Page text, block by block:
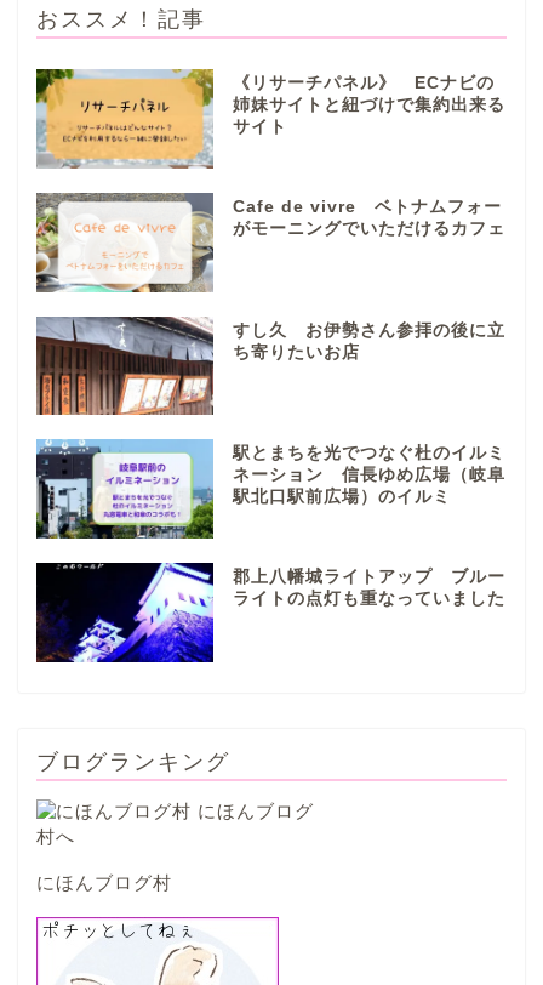
おススメ！記事
《リサーチパネル》 ECナビの
姉妹サイトと紐づけで集約出来る
サイト
Cafe de vivre ベトナムフォー
がモーニングでいただけるカフェ
すし久 お伊勢さん参拝の後に立
ち寄りたいお店
駅とまちを光でつなぐ杜のイルミ
ネーション 信長ゆめ広場（岐阜
駅北口駅前広場）のイルミ
郡上八幡城ライトアップ ブルー
ライトの点灯も重なっていました
ブログランキング
にほんブログ村
ぎふまるけとは。
ぎふまるけ内の記事と写真
（画像）＆掲載情報につい
岐阜地域
各務原市
山県市